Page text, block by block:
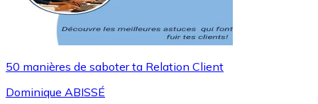
50 manières de saboter ta Relation Client
Dominique ABISSÉ